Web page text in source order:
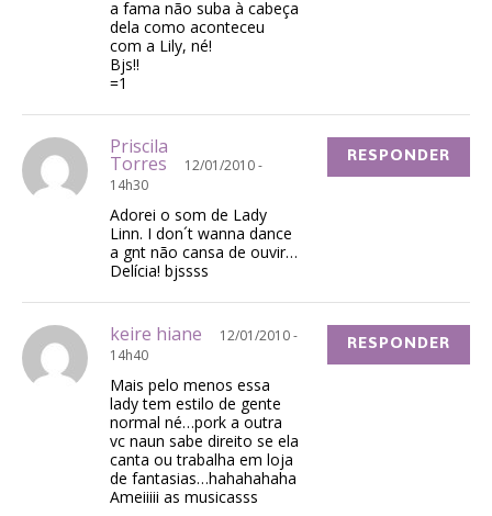
a fama não suba à cabeça
dela como aconteceu
com a Lily, né!
Bjs!!
=1
Priscila
Torres
12/01/2010 -
14h30
Adorei o som de Lady
Linn. I don´t wanna dance
a gnt não cansa de ouvir…
Delícia! bjssss
RESPONDER
keire hiane
12/01/2010 -
14h40
Mais pelo menos essa
lady tem estilo de gente
normal né…pork a outra
vc naun sabe direito se ela
canta ou trabalha em loja
de fantasias…hahahahaha
Ameiiiii as musicasss
RESPONDER